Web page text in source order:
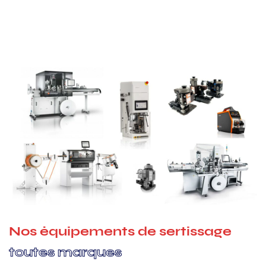
Noséquipementsde sertissage
toutesmarques